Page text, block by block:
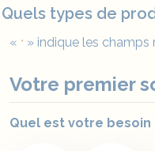
ASSOCIATION
BDE
BAR-
SALLE
Quels types de
« * » indique les champs
Votre premier
Quel est votre besoin